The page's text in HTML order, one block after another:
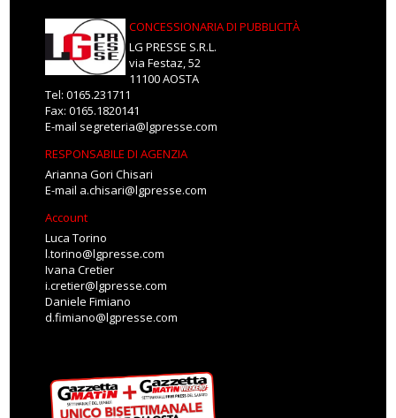
CONCESSIONARIA DI PUBBLICITÀ
LG PRESSE S.R.L.
via Festaz, 52
11100 AOSTA
Tel: 0165.231711
Fax: 0165.1820141
E-mail segreteria@lgpresse.com
RESPONSABILE DI AGENZIA
Arianna Gori Chisari
E-mail a.chisari@lgpresse.com
Account
Luca Torino
l.torino@lgpresse.com
Ivana Cretier
i.cretier@lgpresse.com
Daniele Fimiano
d.fimiano@lgpresse.com